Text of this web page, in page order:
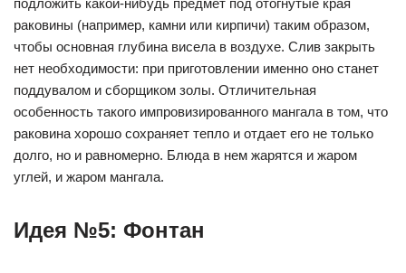
раковины (например, камни или кирпичи) таким образом,
чтобы основная глубина висела в воздухе. Слив закрыть
нет необходимости: при приготовлении именно оно станет
поддувалом и сборщиком золы. Отличительная
особенность такого импровизированного мангала в том, что
раковина хорошо сохраняет тепло и отдает его не только
долго, но и равномерно. Блюда в нем жарятся и жаром
углей, и жаром мангала.
Идея №5: Фонтан